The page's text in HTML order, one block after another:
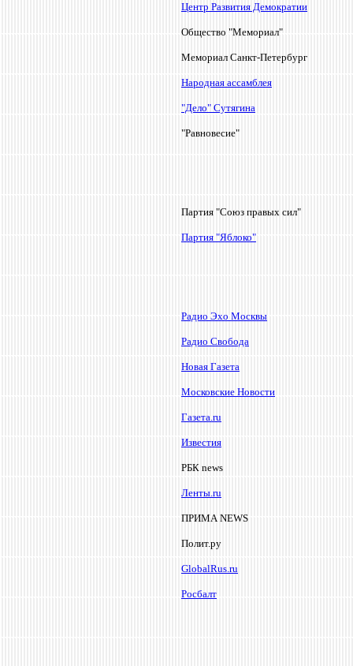
Центр Развития Демократии
Общество "Мемориал"
Мемориал Санкт-Петербург
Народная ассамблея
"Дело" Сутягина
"Равновесие"
Партия "Союз правых сил"
Партия "Яблоко"
Радио Эхо Москвы
Радио Свобода
Новая Газета
Московские Новости
Газета.ru
Известия
РБК news
Ленты.ru
ПРИМАNEWS
Полит.ру
GlobalRus.ru
Росбалт